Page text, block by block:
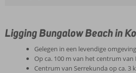
Ligging Bungalow Beach in
Gelegen in een levendige omgeving
Op ca. 100 m van het centrum van
Centrum van Serrekunda op ca. 3